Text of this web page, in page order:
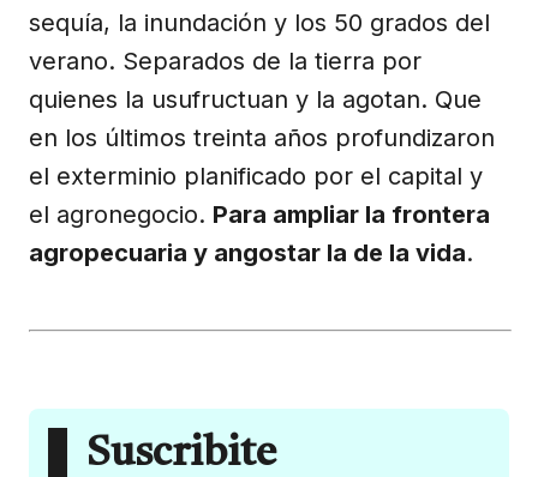
sequía, la inundación y los 50 grados del
verano. Separados de la tierra por
quienes la usufructuan y la agotan. Que
en los últimos treinta años profundizaron
el exterminio planificado por el capital y
el agronegocio. Para ampliar la frontera
agropecuaria y angostar la de la vida.
Suscribite